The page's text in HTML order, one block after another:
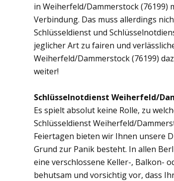
in Weiherfeld/Dammerstock
Verbindung. Das muss allerdings
Schlüsseldienst und
jeglicher Art zu fairen und
Weiherfeld/Dammerstock (76199)
weiter!
Schlüsselnotdienst Weiherfeld/
Es spielt absolut keine Rolle, zu
Schlüsseldienst Weiherfeld/
Feiertagen bieten wir Ihnen unsere
Grund zur Panik besteht. In allen
eine verschlossene Keller-, Balkon-
behutsam und vorsichtig vor, dass